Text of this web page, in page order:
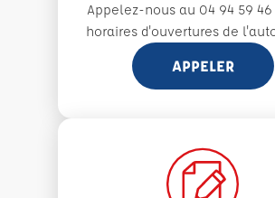
Appelez-nous au 04 94 59
horaires d'ouvertures de
APPELER